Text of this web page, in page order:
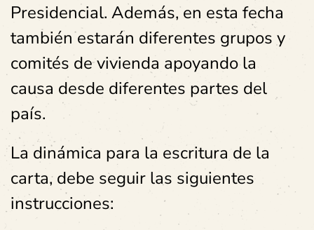
Presidencial. Además, en esta fecha
también estarán diferentes grupos y
comités de vivienda apoyando la
causa desde diferentes partes del
país.
La dinámica para la escritura de la
carta, debe seguir las siguientes
instrucciones: